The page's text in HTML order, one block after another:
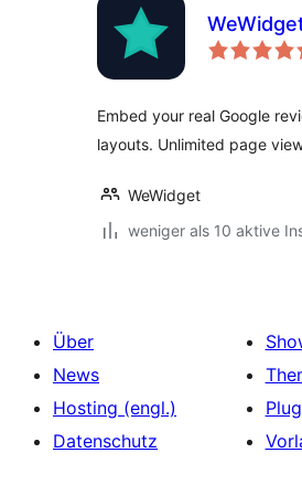
Embed your real Google
layouts. Unlimited page
WeWidget
weniger als 10 aktive
Über
News
Hosting (engl.)
Datenschutz